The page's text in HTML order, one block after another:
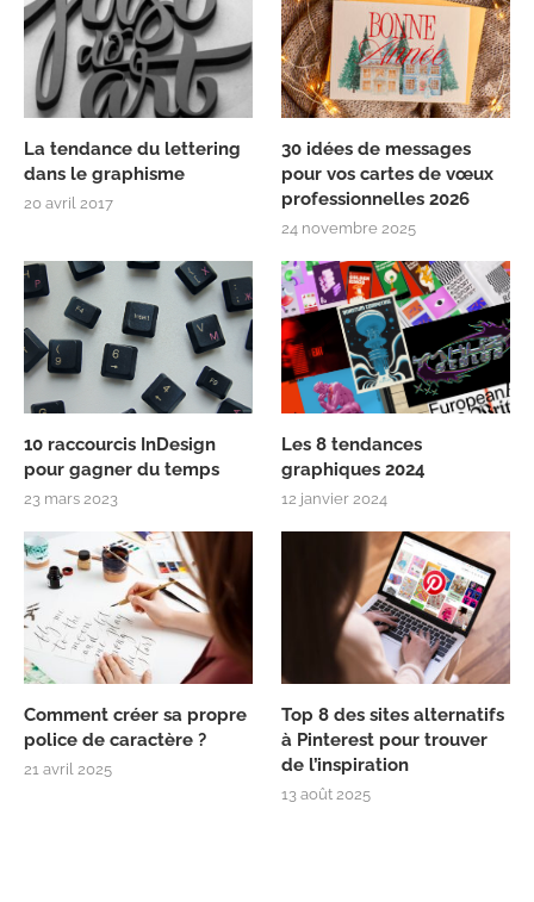
La tendance du lettering
dans le graphisme
20 avril 2017
30 idées de messages
pour vos cartes de vœux
professionnelles 2026
24 novembre 2025
10 raccourcis InDesign
pour gagner du temps
23 mars 2023
Les 8 tendances
graphiques 2024
12 janvier 2024
Comment créer sa propre
police de caractère ?
21 avril 2025
Top 8 des sites alternatifs
à Pinterest pour trouver
de l’inspiration
13 août 2025